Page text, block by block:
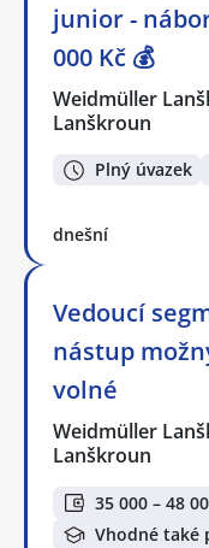
junior -
000 Kč 💰
Weidmüller
Lanškroun
Plný úvazek
dnešní
Vedoucí
nástup
volné
Weidmüller
Lanškroun
35 000 – 48
Vhodné také